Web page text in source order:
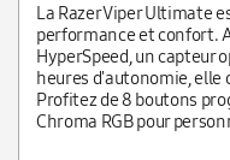
La Razer Viper Ultimate
performance et confort.
HyperSpeed, un capteur
heures d'autonomie,
Profitez de 8 boutons
Chroma RGB pour